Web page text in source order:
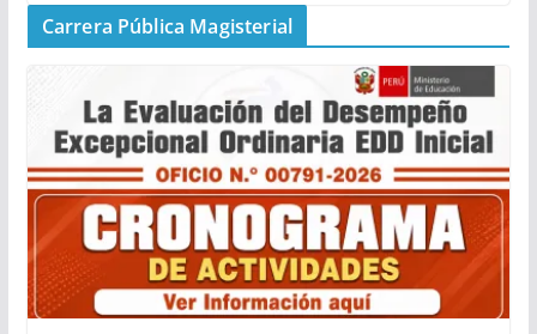
Carrera Pública Magisterial